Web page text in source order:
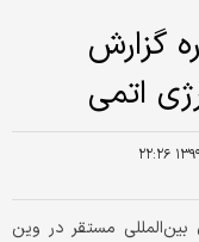
گزارش
اتمی
بین‌المللی مستقر در وین